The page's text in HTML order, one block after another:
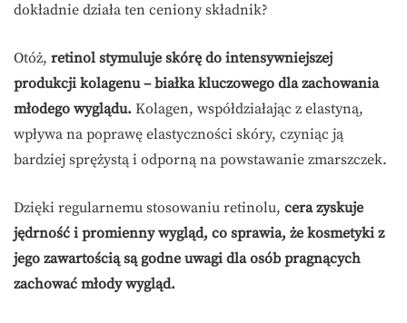
dokładnie działa ten ceniony składnik?
Otóż, retinol stymuluje skórę do intensywniejszej
produkcji kolagenu – białka kluczowego dla zachowania
młodego wyglądu. Kolagen, współdziałając z elastyną,
wpływa na poprawę elastyczności skóry, czyniąc ją
bardziej sprężystą i odporną na powstawanie zmarszczek.
Dzięki regularnemu stosowaniu retinolu, cera zyskuje
jędrność i promienny wygląd, co sprawia, że kosmetyki z
jego zawartością są godne uwagi dla osób pragnących
zachować młody wygląd.